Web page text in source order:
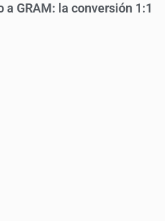
GRAM: la conversión 1:1